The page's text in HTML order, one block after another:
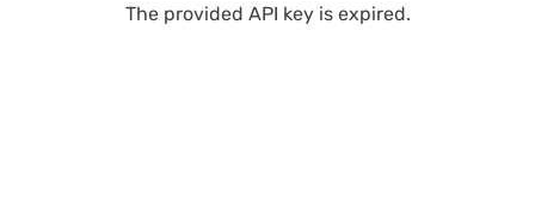
The provided API key is expired.